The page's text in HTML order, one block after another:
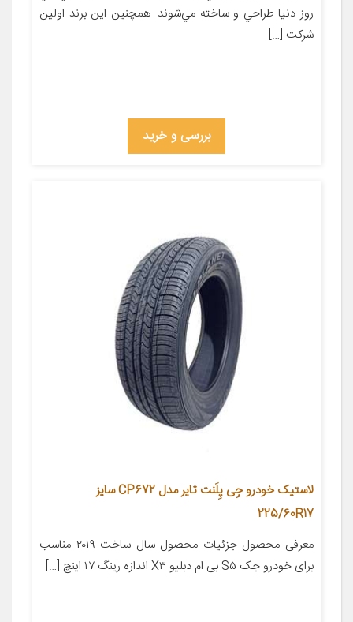
روز دنيا طراحي و ساخته مي‌شوند. همچنين اين برند اولين
شرکت […]
بررسی و خرید
لاستیک خودرو جِی پِلَنت تایر مدل CP672 سایز
225/60R17
معرفی محصول جزئیات محصول سال ساخت ۲۰۱۹ مناسب
برای خودرو جک S۵ بی ام دبلیو X۳ اندازه رینگ ۱۷ اینچ […]